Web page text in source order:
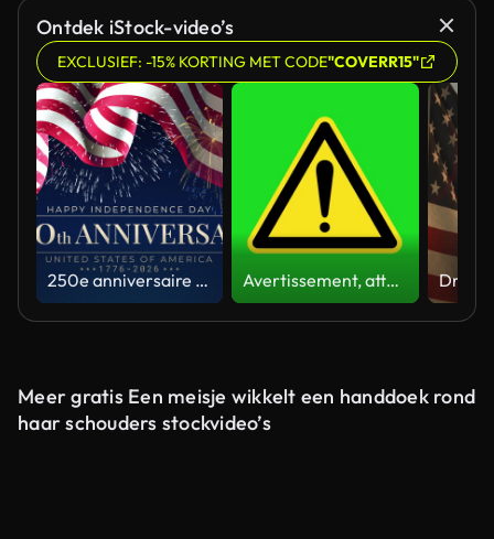
Ontdek iStock-video’s
EXCLUSIEF: -15% KORTING MET CODE"COVERR15"
250e anniversaire des États-Unis. 250 ans d’indépendance. 4 juillet 2026, fête de l’indépendance des États-Unis. Banderole, drapeau américain agité, feux d’artifice dans le ciel nocturne. Carte de vœux vidéo. Le 4 juillet. Boucle 4K sans cou Avertissement, attention, jaune, message de danger, panneau de rue, 4k, écran vert, mise en garde, animation
Meer gratis Een meisje wikkelt een handdoek rond
haar schouders stockvideo’s